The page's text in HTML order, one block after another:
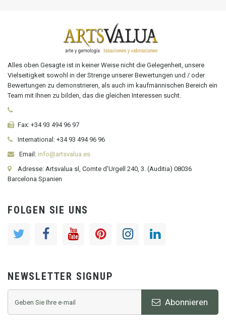
Alles oben Gesagte ist in keiner Weise nicht die Gelegenheit, unsere
Vielseitigkeit sowohl in der Strenge unserer Bewertungen und / oder
Bewertungen zu demonstrieren, als auch im kaufmännischen Bereich ein
Team mit Ihnen zu bilden, das die gleichen Interessen sucht.
Fax: +34 93 494 96 97
International: +34 93 494 96 96
Email: info@artsvalua.es
Adresse: Artsvalua sl, Comte d'Urgell 240, 3. (Auditia) 08036
Barcelona Spanien
FOLGEN SIE UNS
NEWSLETTER SIGNUP
Abonnieren